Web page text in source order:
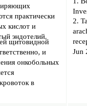
практически
кислот и
эндотелий.
щитовидной
и
онкобольных
в
2.
Jun